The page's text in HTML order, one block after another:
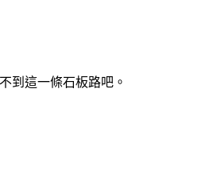
到這一條石板路吧。